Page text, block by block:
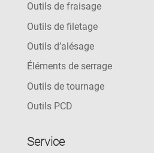
Outils de fraisage
Outils de filetage
Outils d’alésage
Éléments de serrage
Outils de tournage
Outils PCD
Service